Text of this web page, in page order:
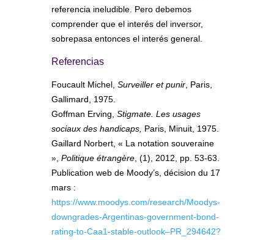
referencia ineludible. Pero debemos
comprender que el interés del inversor,
sobrepasa entonces el interés general.
Referencias
Foucault Michel, Surveiller et punir , Paris,
Gallimard, 1975.
Goffman Erving, Stigmate. Les usages
sociaux des handicaps, Paris, Minuit, 1975.
Gaillard Norbert, « La notation souveraine
», Politique étrangère , (1), 2012, pp. 53-63.
Publication web de Moody’s, décision du 17
mars :
https://www.moodys.com/research/Moodys-
downgrades-Argentinas-government-bond-
rating-to-Caa1-stable-outlook–PR_294642?